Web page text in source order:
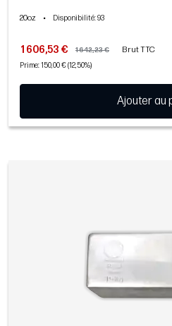
20oz • Disponibilité: 93
1 606,53 € 1 642,23 € Brut TTC
Prime: 150,00 € (12,50%)
Ajouter au